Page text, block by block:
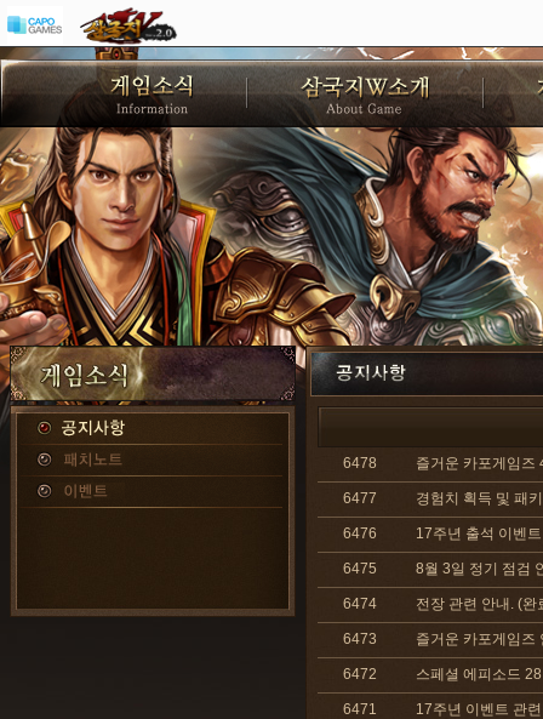
6478 즐거운 카포게임즈
6477 경험치 획득 및 패
6476 17주년 출석 이벤
6475 8월 3일 정기 점검
6474 전장 관련 안내. (완
6473 즐거운 카포게임즈
6472 스페셜 에피소드
6471 17주년 이벤트 관